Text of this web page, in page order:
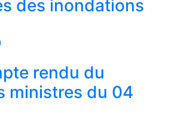
des inondations
rendu du
ministres du 04